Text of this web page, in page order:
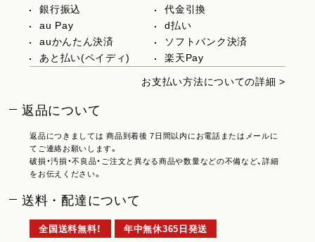
銀行振込
代金引換
au Pay
d払い
auかんたん決済
ソフトバンク決済
あと払い(ペイディ)
楽天Pay
お支払い方法についての詳細 >
返品について
返品につきましては 商品到着後 7日間以内にお電話またはメールに
てご連絡お願いします。
破損・汚損・不良品・ご注文と異なる商品や数量などの不備など、詳細
をお伝えください。
送料・配達について
全国送料無料！ 年中無休365日発送